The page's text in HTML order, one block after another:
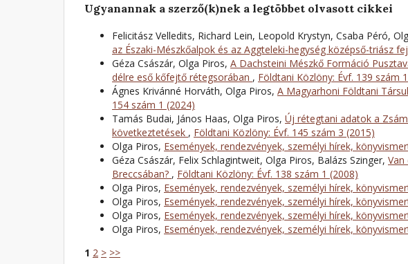
Ugyanannak a szerző(k)nek a legtöbbet olvasott cikkei
Felicitász Velledits, Richard Lein, Leopold Krystyn, Csaba Péró,
az Északi-Mészkőalpok és az Aggteleki-hegység középső-triász
Géza Császár, Olga Piros, A Dachsteini Mészkő Formáció
délre eső kőfejtő rétegsorában , Földtani Közlöny: Évf. 139 szám
Ágnes Krivánné Horváth, Olga Piros, A Magyarhoni Földtani
154 szám 1 (2024)
Tamás Budai, János Haas, Olga Piros, Új rétegtani adatok a
következtetések , Földtani Közlöny: Évf. 145 szám 3 (2015)
Olga Piros, Események, rendezvények, személyi hírek,
Géza Császár, Felix Schlagintweit, Olga Piros, Balázs Szinger, Van
Breccsában? , Földtani Közlöny: Évf. 138 szám 1 (2008)
Olga Piros, Események, rendezvények, személyi hírek,
Olga Piros, Események, rendezvények, személyi hírek,
Olga Piros, Események, rendezvények, személyi hírek,
Olga Piros, Események, rendezvények, személyi hírek,
1 2 > >>